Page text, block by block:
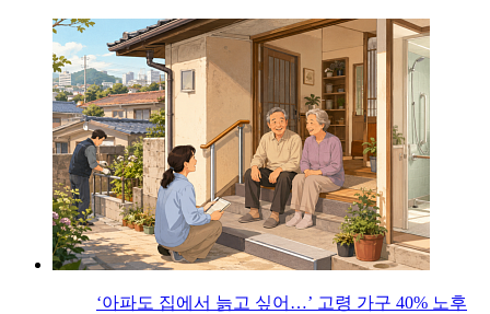
‘아파도 집에서 늙고 싶어…’ 고령 가구 40% 노후